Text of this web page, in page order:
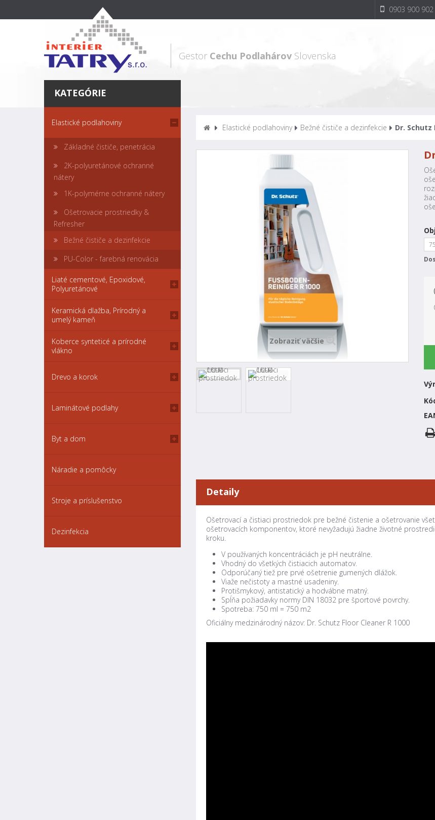
0903 900 902
Gestor Cechu Podlahárov Slovenska
KATEGÓRIE
Elastické podlahoviny
Základné čističe, penetrácia
2K-polyuretánové ochranné
nátery
1K-polymérne ochranné nátery
Ošetrovacie prostriedky &
Refresher
Bežné čističe a dezinfekcie
PU-Color - farebná renovácia
Liaté cementové, Epoxidové,
Polyuretánové
Keramická dlažba, Prírodný a
umelý kameň
Koberce synteticé a prírodné
vlákno
Drevo a korok
Laminátové podlahy
Byt a dom
Náradie a pomôcky
Stroje a príslušenstvo
Dezinfekcia
Elastické podlahoviny Bežné čističe a dezinfekcie Dr.
Zobraziť väčšie
Detaily
Ošetrovací a čistiaci prostriedok pre bežné čistenie a ošetrovanie
ošetrovacích komponentov, ktoré nevyžadujú žiadne životné
kroku.
V používaných koncentráciách je pH neutrálne.
Vhodný do všetkých čistiacich automatov.
Odporúčaný tiež pre prvé ošetrenie gumených dlážok.
Viaže nečistoty a mastné usadeniny.
Protišmykový, antistatický a hodvábne matný.
Spĺňa požiadavky normy DIN 18032 pre športové povrchy.
Spotreba: 750 ml = 750 m2
Oficiálny medzinárodný názov: Dr. Schutz Floor Cleaner R 1000